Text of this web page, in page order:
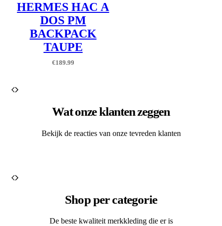
HERMES HAC A
DOS PM
BACKPACK
TAUPE
€189.99
Wat onze klanten zeggen
Bekijk de reacties van onze tevreden klanten
Shop per categorie
De beste kwaliteit merkkleding die er is